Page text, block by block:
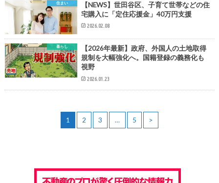
住まい
【NEWS】世田谷区、子育て世帯などの住
宅購入に「定住応援金」40万円支援
2026.02.08
暮らし
【2026年最新】政府、外国人の土地取得
規制を大幅強化へ。国籍登録の義務化も
視野
2026.01.23
1 2 3 … 5 >